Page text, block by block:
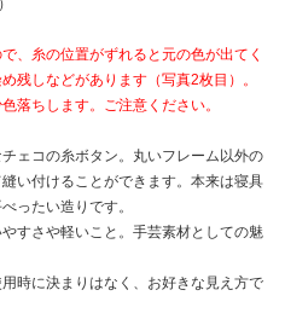
、糸の位置がずれると元の色が出てく
残しなどがあります（写真2枚目）。
落ちします。ご注意ください。
ェコの糸ボタン。丸いフレーム以外の
い付けることができます。本来は寝具
ったい造りです。
すさや軽いこと。手芸素材としての魅
時に決まりはなく、お好きな見え方で